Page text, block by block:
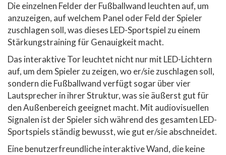
Die einzelnen Felder der Fußballwand leuchten auf, um
anzuzeigen, auf welchem Panel oder Feld der Spieler
zuschlagen soll, was dieses LED-Sportspiel zu einem
Stärkungstraining für Genauigkeit macht.
Das interaktive Tor leuchtet nicht nur mit LED-Lichtern
auf, um dem Spieler zu zeigen, wo er/sie zuschlagen soll,
sondern die Fußballwand verfügt sogar über vier
Lautsprecher in ihrer Struktur, was sie äußerst gut für
den Außenbereich geeignet macht. Mit audiovisuellen
Signalen ist der Spieler sich während des gesamten LED-
Sportspiels ständig bewusst, wie gut er/sie abschneidet.
Eine benutzerfreundliche interaktive Wand, die keine